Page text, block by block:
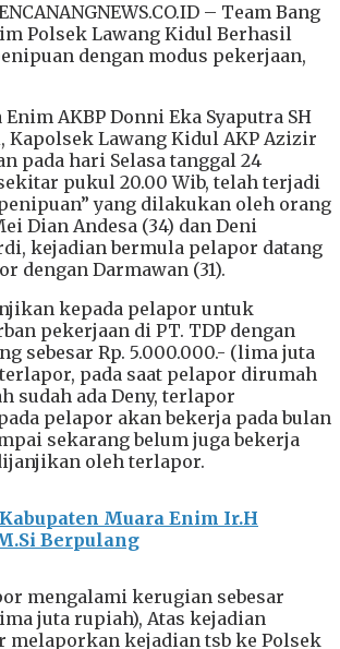
– Team Bang
Polsek Lawang Kidul Berhasil
dengan modus pekerjaan,
AKBP Donni Eka Syaputra SH
Kapolsek Lawang Kidul AKP Azizir
pada hari Selasa tanggal 24
pukul 20.00 Wib, telah terjadi
yang dilakukan oleh orang
Dian Andesa (34) dan Deni
kejadian bermula pelapor datang
dengan Darmawan (31).
kepada pelapor untuk
pekerjaan di PT. TDP dengan
sebesar Rp. 5.000.000.- (lima juta
pada saat pelapor dirumah
sudah ada Deny, terlapor
pelapor akan bekerja pada bulan
sekarang belum juga bekerja
oleh terlapor.
Muara Enim Ir.H
Berpulang
mengalami kerugian sebesar
juta rupiah), Atas kejadian
melaporkan kejadian tsb ke Polsek